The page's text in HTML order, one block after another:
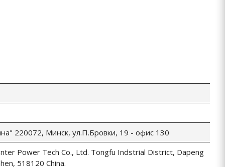
220072, Минск, ул.П.Бровки, 19 - офис 130
Power Tech Co., Ltd. Tongfu Indstrial District, Dapeng
518120 China.